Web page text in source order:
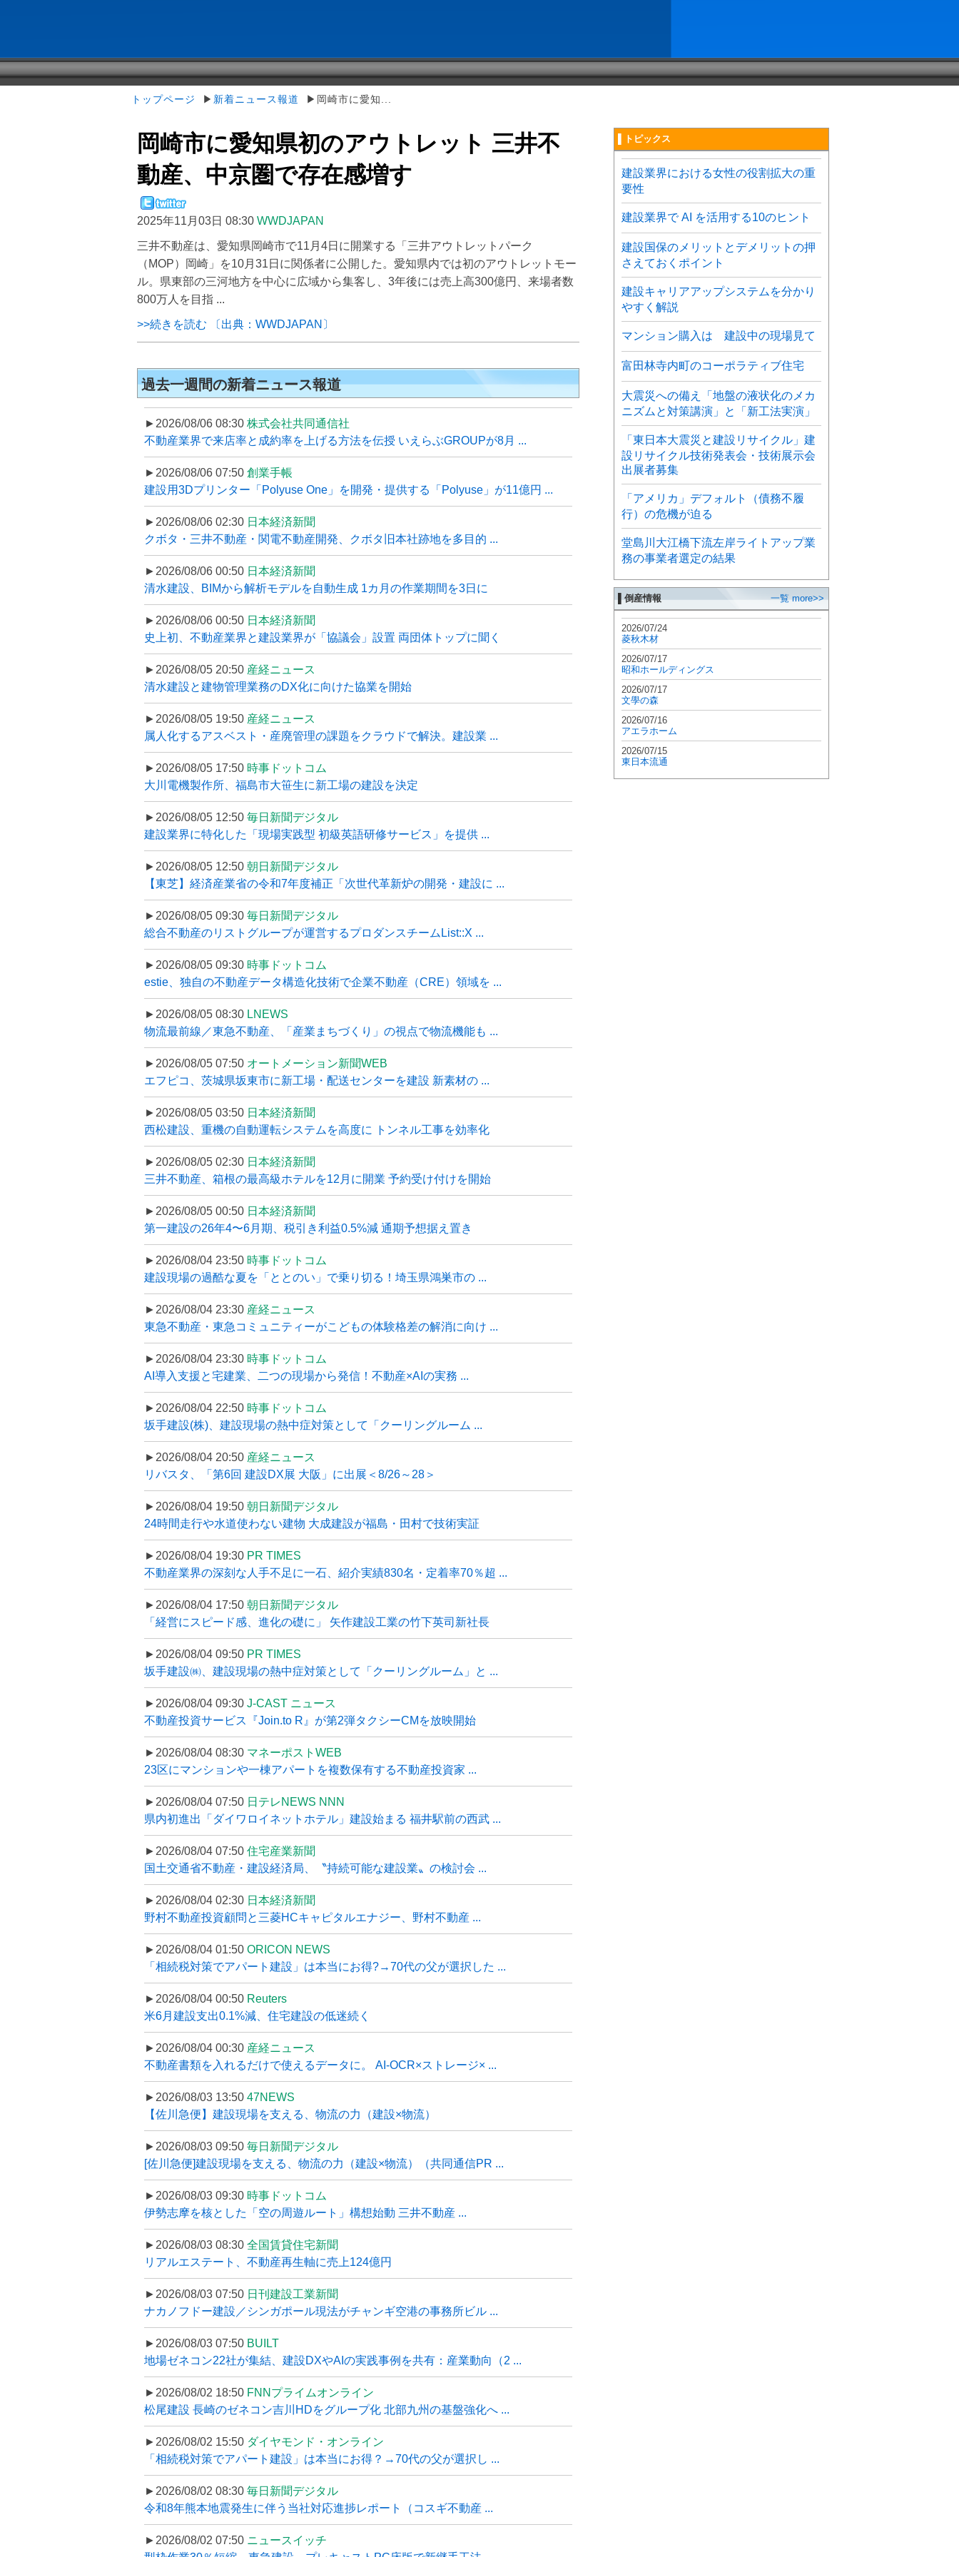
トップページ ▶ 新着ニュース報道 ▶岡崎市に愛知...
岡崎市に愛知県初のアウトレット 三井不
動産、中京圏で存在感増す
2025年11月03日 08:30 WWDJAPAN
三井不動産は、愛知県岡崎市で11月4日に開業する「三井アウトレットパーク
（MOP）岡崎」を10月31日に関係者に公開した。愛知県内では初のアウトレットモー
ル。県東部の三河地方を中心に広域から集客し、3年後には売上高300億円、来場者数
800万人を目指 ...
>>続きを読む 〔出典：WWDJAPAN〕
過去一週間の新着ニュース報道
►2026/08/06 08:30 株式会社共同通信社
不動産業界で来店率と成約率を上げる方法を伝授 いえらぶGROUPが8月 ...
►2026/08/06 07:50 創業手帳
建設用3Dプリンター「Polyuse One」を開発・提供する「Polyuse」が11億円 ...
►2026/08/06 02:30 日本経済新聞
クボタ・三井不動産・関電不動産開発、クボタ旧本社跡地を多目的 ...
►2026/08/06 00:50 日本経済新聞
清水建設、BIMから解析モデルを自動生成 1カ月の作業期間を3日に
►2026/08/06 00:50 日本経済新聞
史上初、不動産業界と建設業界が「協議会」設置 両団体トップに聞く
►2026/08/05 20:50 産経ニュース
清水建設と建物管理業務のDX化に向けた協業を開始
►2026/08/05 19:50 産経ニュース
属人化するアスベスト・産廃管理の課題をクラウドで解決。建設業 ...
►2026/08/05 17:50 時事ドットコム
大川電機製作所、福島市大笹生に新工場の建設を決定
►2026/08/05 12:50 毎日新聞デジタル
建設業界に特化した「現場実践型 初級英語研修サービス」を提供 ...
►2026/08/05 12:50 朝日新聞デジタル
【東芝】経済産業省の令和7年度補正「次世代革新炉の開発・建設に ...
►2026/08/05 09:30 毎日新聞デジタル
総合不動産のリストグループが運営するプロダンスチームList::X ...
►2026/08/05 09:30 時事ドットコム
estie、独自の不動産データ構造化技術で企業不動産（CRE）領域を ...
►2026/08/05 08:30 LNEWS
物流最前線／東急不動産、「産業まちづくり」の視点で物流機能も ...
►2026/08/05 07:50 オートメーション新聞WEB
エフピコ、茨城県坂東市に新工場・配送センターを建設 新素材の ...
►2026/08/05 03:50 日本経済新聞
西松建設、重機の自動運転システムを高度に トンネル工事を効率化
►2026/08/05 02:30 日本経済新聞
三井不動産、箱根の最高級ホテルを12月に開業 予約受け付けを開始
►2026/08/05 00:50 日本経済新聞
第一建設の26年4〜6月期、税引き利益0.5%減 通期予想据え置き
►2026/08/04 23:50 時事ドットコム
建設現場の過酷な夏を「ととのい」で乗り切る！埼玉県鴻巣市の ...
►2026/08/04 23:30 産経ニュース
東急不動産・東急コミュニティーがこどもの体験格差の解消に向け ...
►2026/08/04 23:30 時事ドットコム
AI導入支援と宅建業、二つの現場から発信！不動産×AIの実務 ...
►2026/08/04 22:50 時事ドットコム
坂手建設(株)、建設現場の熱中症対策として「クーリングルーム ...
►2026/08/04 20:50 産経ニュース
リバスタ、「第6回 建設DX展 大阪」に出展＜8/26～28＞
►2026/08/04 19:50 朝日新聞デジタル
24時間走行や水道使わない建物 大成建設が福島・田村で技術実証
►2026/08/04 19:30 PR TIMES
不動産業界の深刻な人手不足に一石、紹介実績830名・定着率70％超 ...
►2026/08/04 17:50 朝日新聞デジタル
「経営にスピード感、進化の礎に」 矢作建設工業の竹下英司新社長
►2026/08/04 09:50 PR TIMES
坂手建設㈱、建設現場の熱中症対策として「クーリングルーム」と ...
►2026/08/04 09:30 J-CAST ニュース
不動産投資サービス『Join.to R』が第2弾タクシーCMを放映開始
►2026/08/04 08:30 マネーポストWEB
23区にマンションや一棟アパートを複数保有する不動産投資家 ...
►2026/08/04 07:50 日テレNEWS NNN
県内初進出「ダイワロイネットホテル」建設始まる 福井駅前の西武 ...
►2026/08/04 07:50 住宅産業新聞
国土交通省不動産・建設経済局、〝持続可能な建設業〟の検討会 ...
►2026/08/04 02:30 日本経済新聞
野村不動産投資顧問と三菱HCキャピタルエナジー、野村不動産 ...
►2026/08/04 01:50 ORICON NEWS
「相続税対策でアパート建設」は本当にお得?→70代の父が選択した ...
►2026/08/04 00:50 Reuters
米6月建設支出0.1%減、住宅建設の低迷続く
►2026/08/04 00:30 産経ニュース
不動産書類を入れるだけで使えるデータに。 AI-OCR×ストレージ× ...
►2026/08/03 13:50 47NEWS
【佐川急便】建設現場を支える、物流の力（建設×物流）
►2026/08/03 09:50 毎日新聞デジタル
[佐川急便]建設現場を支える、物流の力（建設×物流）（共同通信PR ...
►2026/08/03 09:30 時事ドットコム
伊勢志摩を核とした「空の周遊ルート」構想始動 三井不動産 ...
►2026/08/03 08:30 全国賃貸住宅新聞
リアルエステート、不動産再生軸に売上124億円
►2026/08/03 07:50 日刊建設工業新聞
ナカノフドー建設／シンガポール現法がチャンギ空港の事務所ビル ...
►2026/08/03 07:50 BUILT
地場ゼネコン22社が集結、建設DXやAIの実践事例を共有：産業動向（2 ...
►2026/08/02 18:50 FNNプライムオンライン
松尾建設 長崎のゼネコン吉川HDをグループ化 北部九州の基盤強化へ ...
►2026/08/02 15:50 ダイヤモンド・オンライン
「相続税対策でアパート建設」は本当にお得？→70代の父が選択し ...
►2026/08/02 08:30 毎日新聞デジタル
令和8年熊本地震発生に伴う当社対応進捗レポート（コスギ不動産 ...
►2026/08/02 07:50 ニュースイッチ
▌トピックス
建設業界における女性の役割拡大の重
要性
建設業界で AI を活用する10のヒント
建設国保のメリットとデメリットの押
さえておくポイント
建設キャリアアップシステムを分かり
やすく解説
マンション購入は 建設中の現場見て
富田林寺内町のコーポラティブ住宅
大震災への備え「地盤の液状化のメカ
ニズムと対策講演」と「新工法実演」
「東日本大震災と建設リサイクル」建
設リサイクル技術発表会・技術展示会
出展者募集
「アメリカ」デフォルト（債務不履
行）の危機が迫る
堂島川大江橋下流左岸ライトアップ業
務の事業者選定の結果
▌倒産情報 一覧 more>>
2026/07/24
菱秋木材
2026/07/17
昭和ホールディングス
2026/07/17
文學の森
2026/07/16
アエラホーム
2026/07/15
東日本流通